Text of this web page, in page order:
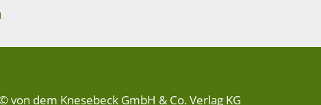
von dem Knesebeck GmbH & Co. Verlag KG